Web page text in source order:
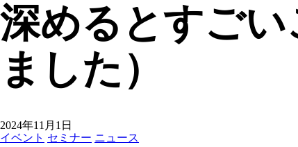
深めるとすご
ました）
2024年11月1日
イベント セミナー ニュース